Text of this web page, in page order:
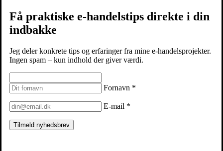
Få praktiske e-handelstips direkte i din
indbakke
Jeg deler konkrete tips og erfaringer fra mine e-handelsprojekter.
Ingen spam – kun indhold der giver værdi.
Fornavn *
E-mail *
Tilmeld nyhedsbrev